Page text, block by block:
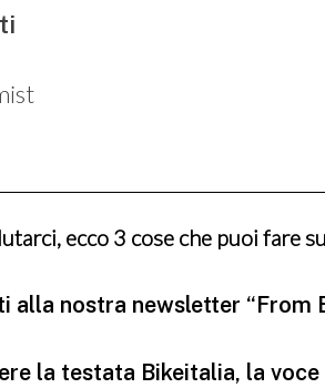
ecco 3 cose che puoi fare
alla nostra newsletter “From
la testata Bikeitalia, la